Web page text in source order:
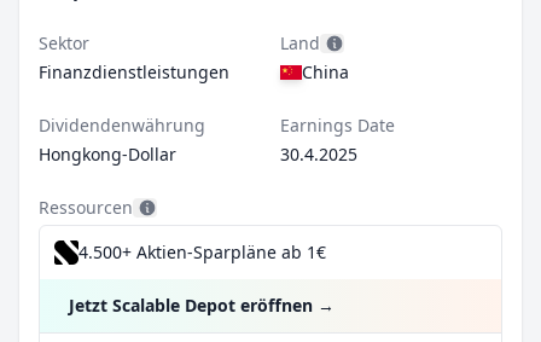
Sektor
Finanzdienstleistungen
Land
China
Dividendenwährung
Hongkong-Dollar
Earnings Date
30.4.2025
Ressourcen
4.500+ Aktien-Sparpläne ab 1€
Jetzt Scalable Depot eröffnen →